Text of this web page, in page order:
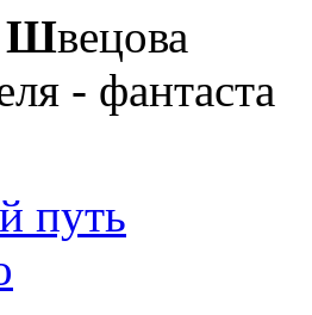
Швецова
- фантаста
путь